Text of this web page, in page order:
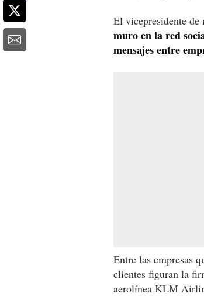
El vicepresidente de
muro en la red
mensajes entre
Entre las empresas
clientes figuran la
aerolínea KLM